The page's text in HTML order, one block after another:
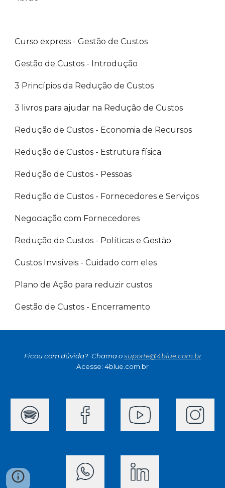
Curso express - Gestão de Custos
Gestão de Custos - Introdução
3 Princípios da Redução de Custos
3 livros para ajudar na Redução de Custos
Redução de Custos - Economia de Recursos
Redução de Custos - Estrutura física
Redução de Custos - Pessoas
Redução de Custos - Fornecedores e Serviços
Negociação com Fornecedores
Redução de Custos - Políticas e Gestão
Custos Invisíveis - Cuidado com eles
Plano de Ação para reduzir custos
Gestão de Custos - Encerramento
Ficou com dúvida?  Chama o suporte@4blue.com.br
Acesse: 4blue.com.br